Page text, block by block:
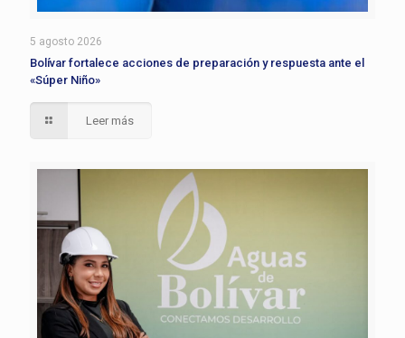
5 agosto 2026
Bolívar fortalece acciones de preparación y respuesta ante el
«Súper Niño»
Leer más